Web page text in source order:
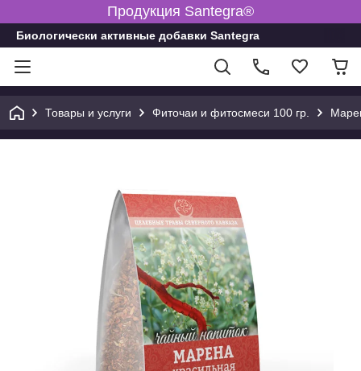
Продукция Santegra®
Биологически активные добавки Santegra
Товары и услуги Фиточаи и фитосмеси 100 гр.